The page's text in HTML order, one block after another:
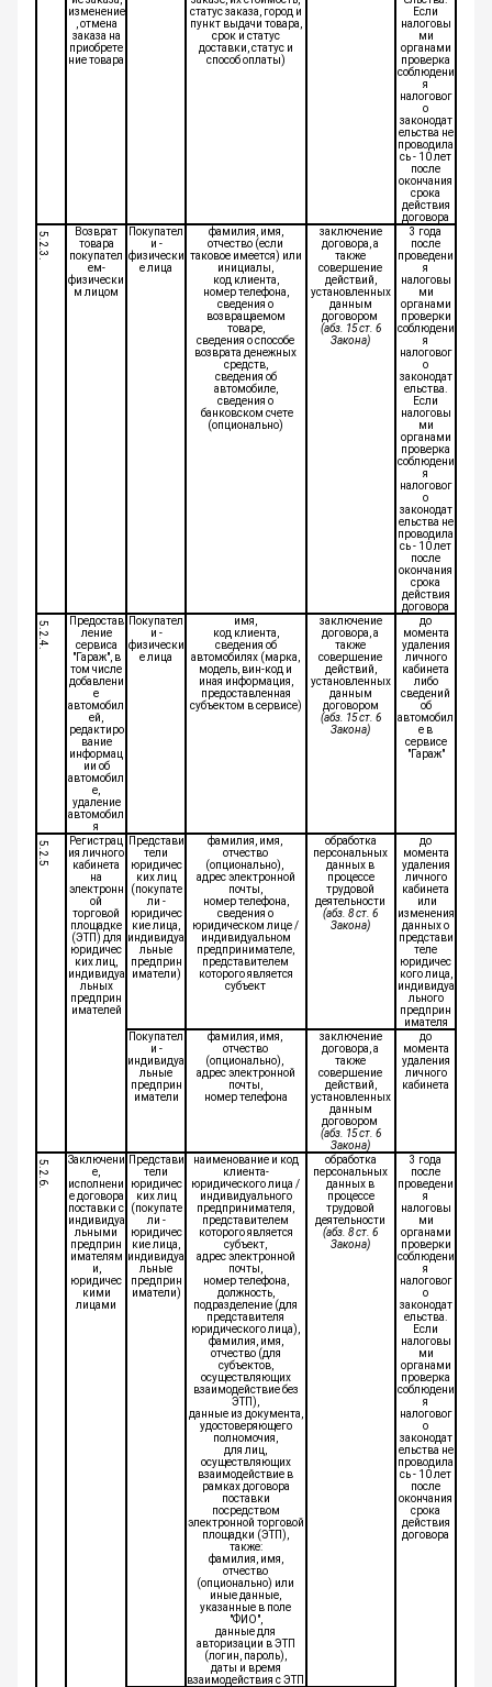
изменение
, отмена
заказа на
приобрете
ние товара
статус заказа, город и
пункт выдачи товара,
срок и статус
доставки, статус и
способ оплаты)
Если
налоговы
ми
органами
проверка
соблюдени
я
налоговог
о
законодат
ельства не
проводила
сь - 10 лет
после
окончания
срока
действия
договора
5.2.3.
Возврат
товара
покупател
ем-
физически
м лицом
Покупател
и -
физически
е лица
фамилия, имя,
отчество (если
таковое имеется) или
инициалы,
код клиента,
номер телефона,
сведения о
возвращаемом
товаре,
сведения о способе
возврата денежных
средств,
сведения об
автомобиле,
сведения о
банковском счете
(опционально)
заключение
договора, а
также
совершение
действий,
установленных
данным
договором
(абз. 15 ст. 6
Закона)
3 года
после
проведени
я
налоговы
ми
органами
проверки
соблюдени
я
налоговог
о
законодат
ельства.
Если
налоговы
ми
органами
проверка
соблюдени
я
налоговог
о
законодат
ельства не
проводила
сь - 10 лет
после
окончания
срока
действия
договора
5.2.4.
Предостав
ление
сервиса
"Гараж", в
том числе
добавлени
е
автомобил
ей,
редактиро
вание
информац
ии об
автомобил
е,
удаление
автомобил
я
Покупател
и -
физически
е лица
имя,
код клиента,
сведения об
автомобилях (марка,
модель, вин-код и
иная информация,
предоставленная
субъектом в сервисе)
заключение
договора, а
также
совершение
действий,
установленных
данным
договором
(абз. 15 ст. 6
Закона)
до
момента
удаления
личного
кабинета
либо
сведений
об
автомобил
е в
сервисе
"Гараж"
5.2.5
Регистрац
ия личного
кабинета
на
электронн
ой
торговой
площадке
(ЭТП) для
юридичес
ких лиц,
индивидуа
льных
предприн
имателей
Представи
тели
юридичес
ких лиц
(покупате
ли -
юридичес
кие лица,
индивидуа
льные
предприн
иматели)
фамилия, имя,
отчество
(опционально),
адрес электронной
почты,
номер телефона,
сведения о
юридическом лице /
индивидуальном
предпринимателе,
представителем
которого является
субъект
обработка
персональных
данных в
процессе
трудовой
деятельности
(абз. 8 ст. 6
Закона)
до
момента
удаления
личного
кабинета
или
изменения
данных о
представи
теле
юридичес
кого лица,
индивидуа
льного
предприн
имателя
Покупател
и -
индивидуа
льные
предприн
иматели
фамилия, имя,
отчество
(опционально),
адрес электронной
почты,
номер телефона
заключение
договора, а
также
совершение
действий,
установленных
данным
договором
(абз. 15 ст. 6
Закона)
до
момента
удаления
личного
кабинета
5.2.6.
Заключени
е,
исполнени
е договора
поставки с
индивидуа
льными
предприн
имателям
и,
юридичес
кими
лицами
Представи
тели
юридичес
ких лиц
(покупате
ли -
юридичес
кие лица,
индивидуа
льные
предприн
иматели)
наименование и код
клиента-
юридического лица /
индивидуального
предпринимателя,
представителем
которого является
субъект,
адрес электронной
почты,
номер телефона,
должность,
подразделение (для
представителя
юридического лица),
фамилия, имя,
отчество (для
субъектов,
осуществляющих
взаимодействие без
ЭТП),
данные из документа,
удостоверяющего
полномочия,
для лиц,
осуществляющих
взаимодействие в
рамках договора
поставки
посредством
электронной торговой
площадки (ЭТП),
также:
фамилия, имя,
отчество
(опционально) или
иные данные,
указанные в поле
"ФИО",
данные для
авторизации в ЭТП
(логин, пароль),
даты и время
взаимодействия с ЭТП
обработка
персональных
данных в
процессе
трудовой
деятельности
(абз. 8 ст. 6
Закона)
3 года
после
проведени
я
налоговы
ми
органами
проверки
соблюдени
я
налоговог
о
законодат
ельства.
Если
налоговы
ми
органами
проверка
соблюдени
я
налоговог
о
законодат
ельства не
проводила
сь - 10 лет
после
окончания
срока
действия
договора